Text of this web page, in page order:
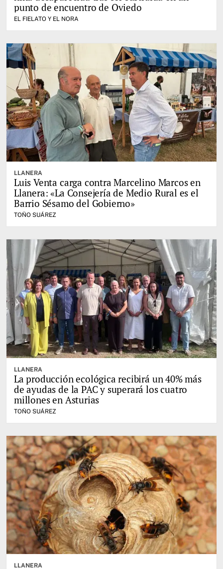
punto de encuentro de Oviedo
EL FIELATO Y EL NORA
LLANERA
Luis Venta carga contra Marcelino Marcos en
Llanera: «La Consejería de Medio Rural es el
Barrio Sésamo del Gobierno»
TOÑO SUÁREZ
LLANERA
La producción ecológica recibirá un 40% más
de ayudas de la PAC y superará los cuatro
millones en Asturias
TOÑO SUÁREZ
LLANERA